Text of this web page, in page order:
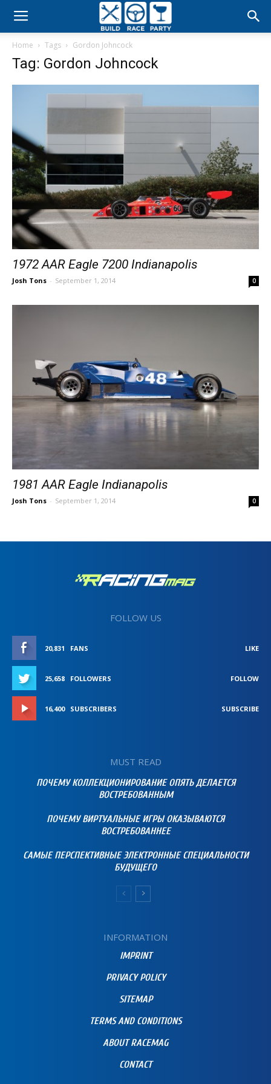
Build
Home Tags Gordon Johncock
Tag: Gordon Johncock
1972 AAR Eagle 7200 Indianapolis
Josh Tons - September 1, 2014 0
1981 AAR Eagle Indianapolis
Josh Tons - September 1, 2014 0
FOLLOW US
20,831 FANS LIKE
25,658 FOLLOWERS FOLLOW
16,400 SUBSCRIBERS SUBSCRIBE
MUST READ
ПОЧЕМУ КОЛЛЕКЦИОНИРОВАНИЕ ОПЯТЬ ДЕЛАЕТСЯ
ВОСТРЕБОВАННЫМ
ПОЧЕМУ ВИРТУАЛЬНЫЕ ИГРЫ ОКАЗЫВАЮТСЯ
ВОСТРЕБОВАННЕЕ
САМЫЕ ПЕРСПЕКТИВНЫЕ ЭЛЕКТРОННЫЕ СПЕЦИАЛЬНОСТИ
БУДУЩЕГО
INFORMATION
IMPRINT
PRIVACY POLICY
SITEMAP
TERMS AND CONDITIONS
ABOUT RACEMAG
CONTACT